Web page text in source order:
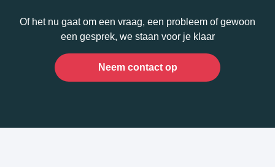
Of het nu gaat om een vraag, een probleem of gewoon
een gesprek, we staan voor je klaar
Neem contact op